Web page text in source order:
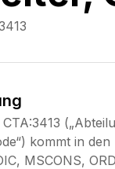
kommt in
MSCONS,